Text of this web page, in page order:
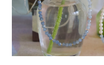
Spiral Nail Salon NEWoMan
⾼輪
naila 横浜ランドマーク
naila 大宮そごう
Spiral Rendezvous